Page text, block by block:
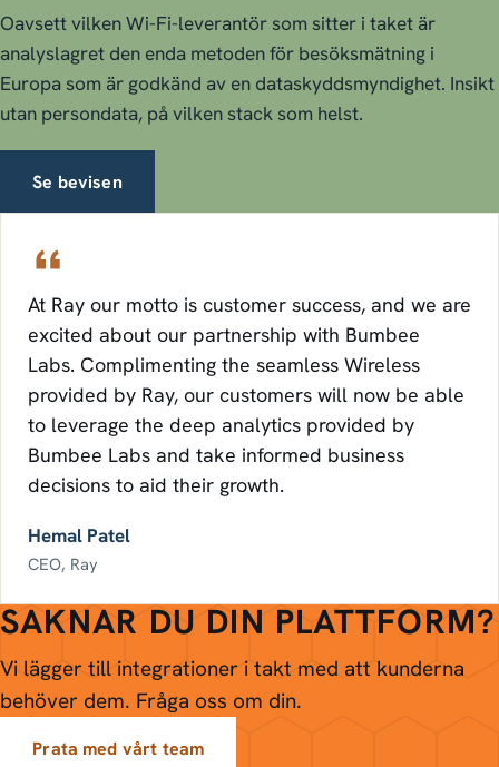
Oavsett vilken Wi-Fi-leverantör som sitter i taket är
analyslagret den enda metoden för besöksmätning i
Europa som är godkänd av en dataskyddsmyndighet. Insikt
utan persondata, på vilken stack som helst.
Se bevisen
At Ray our motto is customer success, and we are
excited about our partnership with Bumbee
Labs. Complimenting the seamless Wireless
provided by Ray, our customers will now be able
to leverage the deep analytics provided by
Bumbee Labs and take informed business
decisions to aid their growth.
Hemal Patel
CEO, Ray
SAKNAR DU DIN PLATTFORM?
Vi lägger till integrationer i takt med att kunderna
behöver dem. Fråga oss om din.
Prata med vårt team